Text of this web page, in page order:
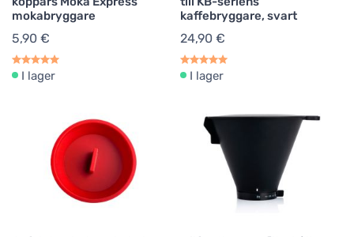
mokabryggare
5,90 €
I lager
kaffebryggare, svart
24,90 €
I lager